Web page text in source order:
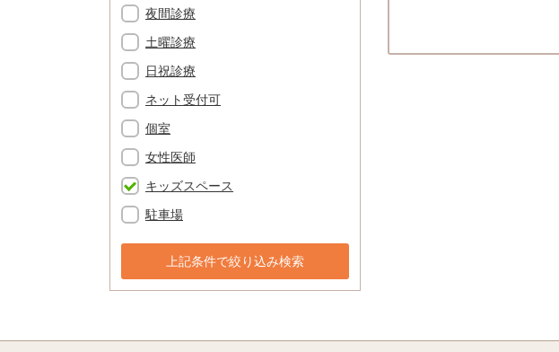
夜間診療
土曜診療
日祝診療
ネット受付可
個室
女性医師
キッズスペース
駐車場
上記条件で絞り込み検索